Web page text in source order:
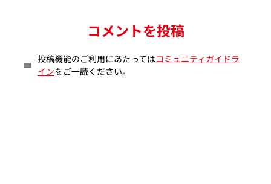
コメントを投稿
投稿機能のご利用にあたってはコミュニティガイドラ
インをご一読ください。